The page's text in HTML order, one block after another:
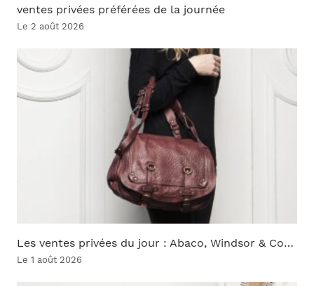
ventes privées préférées de la journée
Le 2 août 2026
Les ventes privées du jour : Abaco, Windsor & Co…
Le 1 août 2026